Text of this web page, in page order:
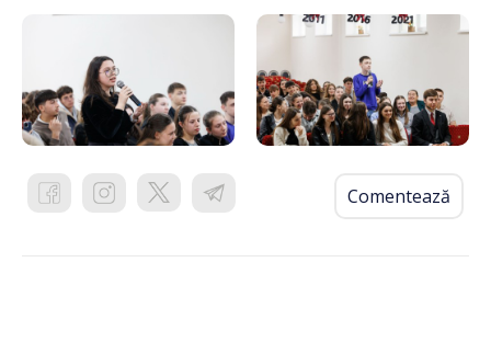
Comentează